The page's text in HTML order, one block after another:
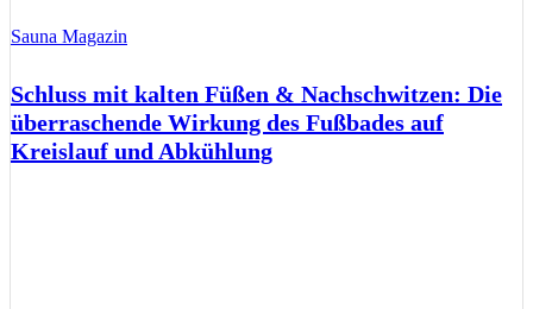
Sauna Magazin
Schluss mit kalten Füßen & Nachschwitzen: Die
überraschende Wirkung des Fußbades auf
Kreislauf und Abkühlung